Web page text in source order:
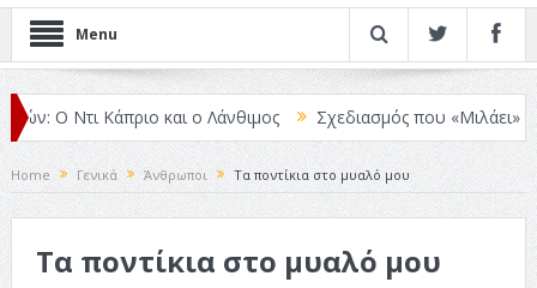
Menu
Κάπριο και ο Λάνθιμος Σχεδιασμός που «Μιλάει» Χωρίς
Home Γενικά Άνθρωποι Τα ποντίκια στο μυαλό μου
Τα ποντίκια στο μυαλό μου